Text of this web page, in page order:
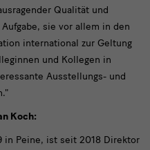
Qualität und
sie vor allem in den
international zur Geltung
und Kollegen in
Ausstellungs- und
Koch:
in Peine, ist seit 2018 Direktor